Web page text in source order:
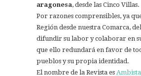
aragonesa, desde las Cinco Villas.
Por razones comprensibles, ya
Región desde nuestra Comarca,
difundir su labor y colaborar en
que ello redundará en favor de
pueblos y su propia identidad.
El nombre de la Revista es Ambista